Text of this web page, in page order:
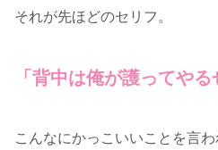
それが先ほどのセリフ。
「背中は俺が護ってやる
こんなにかっこいいことを言